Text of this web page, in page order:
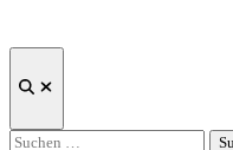
Suche
Suchen